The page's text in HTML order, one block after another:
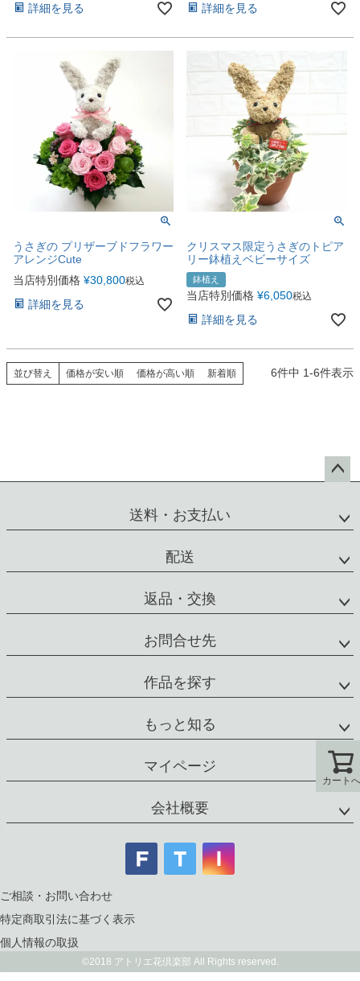
詳細を見る 詳細を見る
うさぎの プリザーブドフラワー
アレンジCute
当店特別価格 ¥30,800税込
詳細を見る
クリスマス限定うさぎのトピア
リー鉢植えベビーサイズ
鉢植え
当店特別価格 ¥6,050税込
詳細を見る
並び替え 価格が安い順 価格が高い順 新着順 6件中 1-6件表示
カートへ
ップ
送料・お支払い
配送
返品・交換
お問合せ先
作品を探す
もっと知る
マイページ
会社概要
ご相談・お問い合わせ
特定商取引法に基づく表示
個人情報の取扱
©2018 アトリエ花倶楽部 All Rights reserved.
カートへ